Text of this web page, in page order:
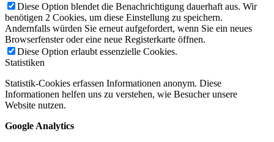
Diese Option blendet die Benachrichtigung dauerhaft aus. Wir
benötigen 2 Cookies, um diese Einstellung zu speichern.
Andernfalls würden Sie erneut aufgefordert, wenn Sie ein neues
Browserfenster oder eine neue Registerkarte öffnen.
Diese Option erlaubt essenzielle Cookies.
Statistiken
Statistik-Cookies erfassen Informationen anonym. Diese
Informationen helfen uns zu verstehen, wie Besucher unsere
Website nutzen.
Google Analytics